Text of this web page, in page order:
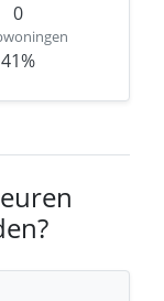
0
41%